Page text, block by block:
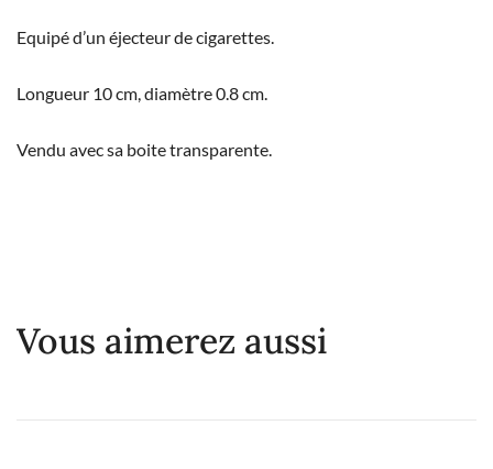
Equipé d’un éjecteur de cigarettes.
Longueur 10 cm, diamètre 0.8 cm.
Vendu avec sa boite transparente.
Vous aimerez aussi